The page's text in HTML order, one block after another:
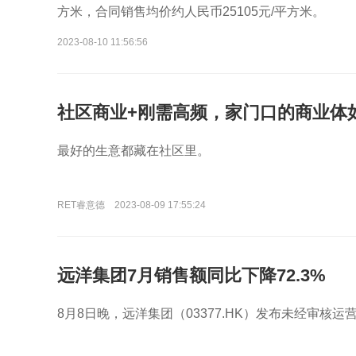
方米，合同销售均价约人民币25105元/平方米。
2023-08-10 11:56:56
社区商业+刚需高频，家门口的商业体
最好的生意都藏在社区里。
RET睿意德 2023-08-09 17:55:24
远洋集团7月销售额同比下降72.3%
8月8日晚，远洋集团（03377.HK）发布未经审核运营